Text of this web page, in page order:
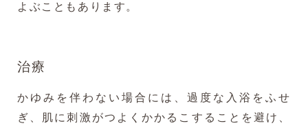
よぶこともあります。
治療
かゆみを伴わない場合には、過度な入浴をふせ
ぎ、肌に刺激がつよくかかるこすることを避け、